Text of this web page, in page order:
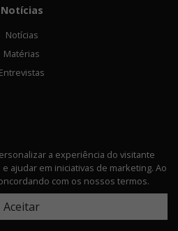
Notícias
Notícias
Matérias
Entrevistas
de privacidade
a experiência do visitante
ajudar em iniciativas de marketing. Ao
com os nossos termos.
Aceitar